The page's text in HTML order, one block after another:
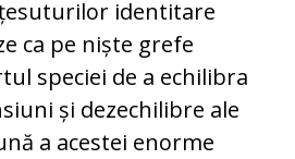
identitare
ca pe niște grefe
spe­ciei de a echilibra
și dezechilibre ale
a acestei enorme